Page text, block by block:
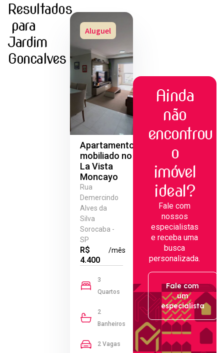
Resultados
para
Jardim
Goncalves
Aluguel
Apartamento
mobiliado no
La Vista
Moncayo
Rua
Demercindo
Alves da
Silva
Sorocaba -
SP
R$
4.400
/mês
3
Quartos
2
Banheiros
2 Vagas
Ainda
não
encontrou
o
imóvel
ideal?
Fale com
nossos
especialistas
e receba uma
busca
personalizada.
Fale com
um
especialista